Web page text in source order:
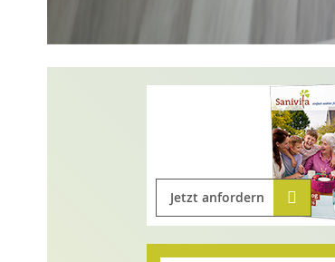
Jetzt anfordern